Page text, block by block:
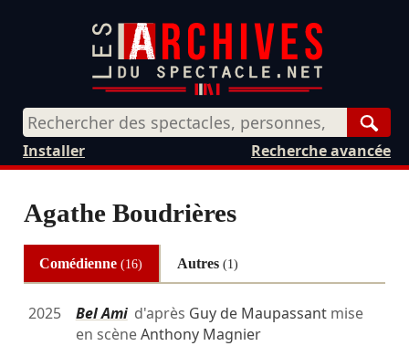
Recherche avancée
Installer
Agathe Boudrières
Comédienne(16) Autres (1)
2025 Bel Amid'après Guy de Maupassantmise
en scèneAnthony Magnier